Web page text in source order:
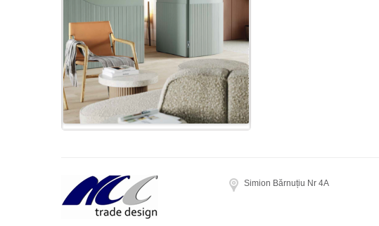
Simion Bărnuțiu Nr 4A